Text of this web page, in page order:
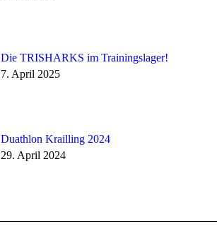
Die TRISHARKS im Trainingslager!
7. April 2025
Duathlon Krailling 2024
29. April 2024